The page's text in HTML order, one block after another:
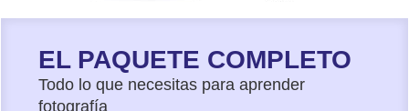
EL PAQUETE COMPLETO
Todo lo que necesitas para aprender
fotografía